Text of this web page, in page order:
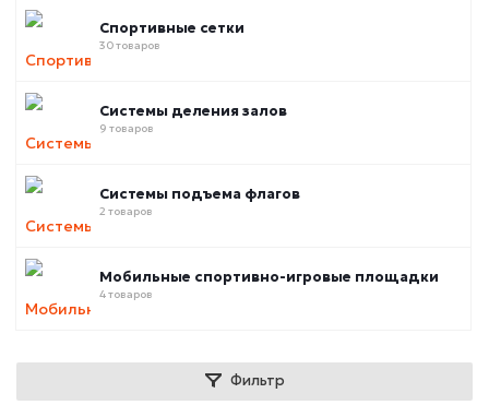
Спортивные сетки
30 товаров
Системы деления залов
9 товаров
Системы подъема флагов
2 товаров
Мобильные спортивно-игровые площадки
4 товаров
Фильтр